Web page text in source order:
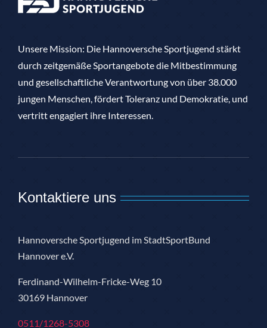
Unsere Mission: Die Hannoversche Sportjugend stärkt
durch zeitgemäße Sportangebote die Mitbestimmung
und gesellschaftliche Verantwortung von über 38.000
jungen Menschen, fördert Toleranz und Demokratie, und
vertritt engagiert ihre Interessen.
Kontaktiere uns
Hannoversche Sportjugend im StadtSportBund
Hannover e.V.
Ferdinand-Wilhelm-Fricke-Weg 10
30169 Hannover
0511/1268-5308